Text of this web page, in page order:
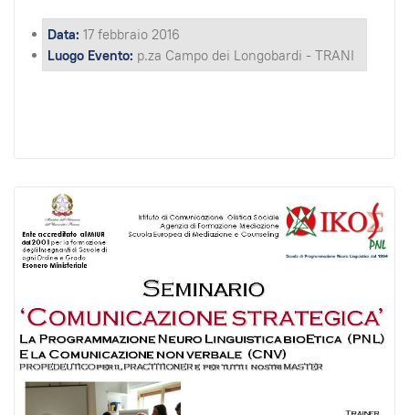
Data: 17 febbraio 2016
Luogo Evento: p.za Campo dei Longobardi - TRANI